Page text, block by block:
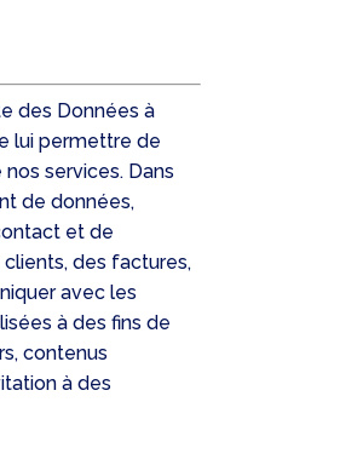
des Données à
lui permettre de
services. Dans
de données,
et de
des factures,
avec les
à des fins de
contenus
à des